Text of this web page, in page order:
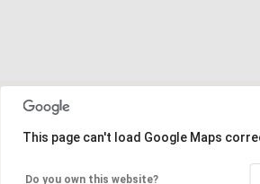
This page can't load Google Maps
Do you own this website?